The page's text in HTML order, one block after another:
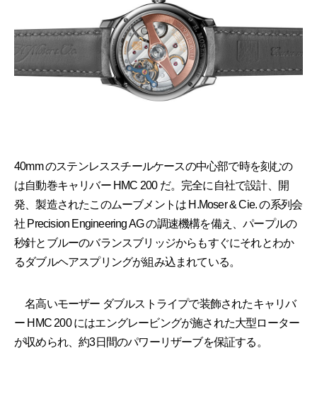
40mm のステンレススチールケースの中心部で時を刻むの
は自動巻キャリバー HMC 200 だ。完全に自社で設計、開
発、製造されたこのムーブメントは H.Moser & Cie. の系列会
社 Precision Engineering AG の調速機構を備え、パープルの
秒針とブルーのバランスブリッジからもすぐにそれとわか
るダブルヘアスプリングが組み込まれている。
名高いモーザー ダブルストライプで装飾されたキャリバ
ー HMC 200 にはエングレービングが施された大型ローター
が収められ、約3日間のパワーリザーブを保証する。